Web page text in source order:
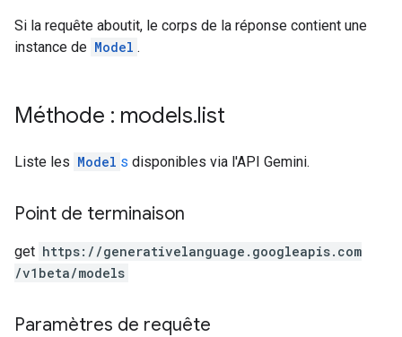
Si la requête aboutit, le corps de la réponse contient une
instance de Model .
Méthode : models.list
Liste les Model s disponibles via l'API Gemini.
Point de terminaison
get https: / /generativelanguage.googleapis.com
/v1beta/models
Paramètres de requête